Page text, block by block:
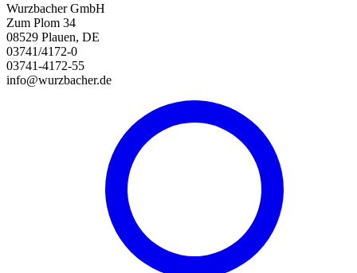
Wurzbacher GmbH
Zum Plom 34
08529 Plauen, DE
03741/4172-0
03741-4172-55
info@wurzbacher.de